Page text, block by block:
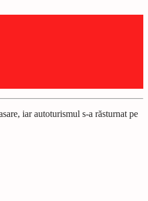
iar autoturismul s-a răsturnat pe